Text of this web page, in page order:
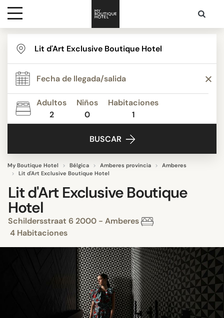
Destinos
Inspiración
Contacto
Adultos
2
Niños
0
Habitaciones
1
BUSCAR
My Boutique Hotel Bélgica Amberes provincia
Amberes
Lit d'Art Exclusive Boutique Hotel
Lit d'Art Exclusive Boutique
Hotel
Schildersstraat 6 2000 - Amberes
4 Habitaciones